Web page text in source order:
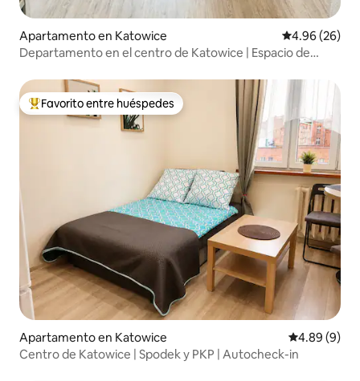
Apartamento en Katowice Calificación
4.96 (26)
Departamento en el centro de Katowice | Espacio de
Favorito entre huéspedes preferido
Favorito entre huéspedes
Apartamento en Katowice Calificación
4.89 (9)
Centro de Katowice | Spodek y PKP | Autocheck-in